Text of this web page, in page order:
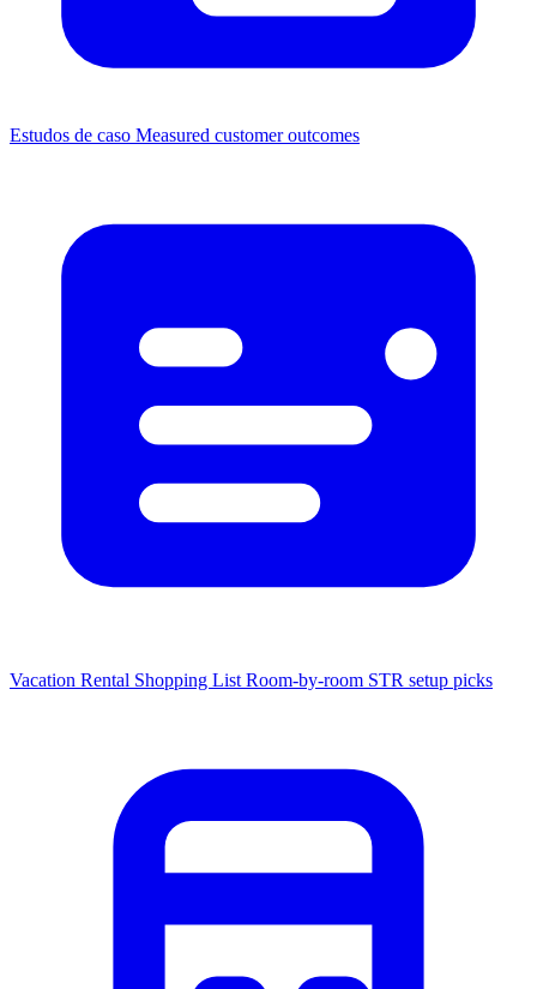
Estudos de caso Measured customer outcomes
Vacation Rental Shopping List Room-by-room STR setup picks